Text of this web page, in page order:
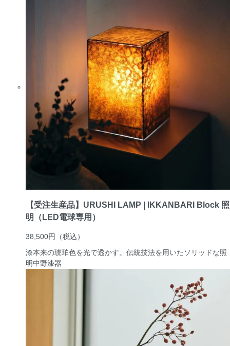
【受注生産品】URUSHI LAMP | IKKANBARI Block 照
明（LED電球専用）
38,500円
（税込）
漆本来の琥珀色を光で透かす。伝統技法を用いたソリッドな照
明中野漆器